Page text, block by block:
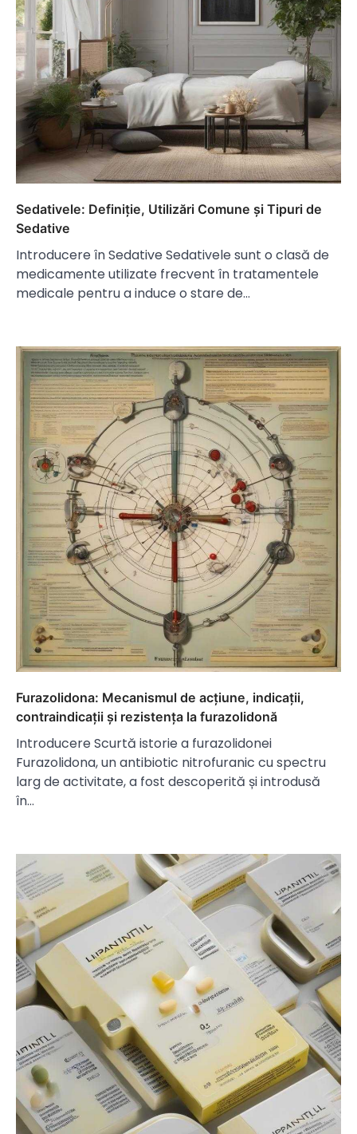
Sedativele: Definiție, Utilizări Comune și Tipuri de
Sedative
Introducere în Sedative Sedativele sunt o clasă de
medicamente utilizate frecvent în tratamentele
medicale pentru a induce o stare de…
Furazolidona: Mecanismul de acțiune, indicații,
contraindicații și rezistența la furazolidonă
Introducere Scurtă istorie a furazolidonei
Furazolidona, un antibiotic nitrofuranic cu spectru
larg de activitate, a fost descoperită și introdusă
în…